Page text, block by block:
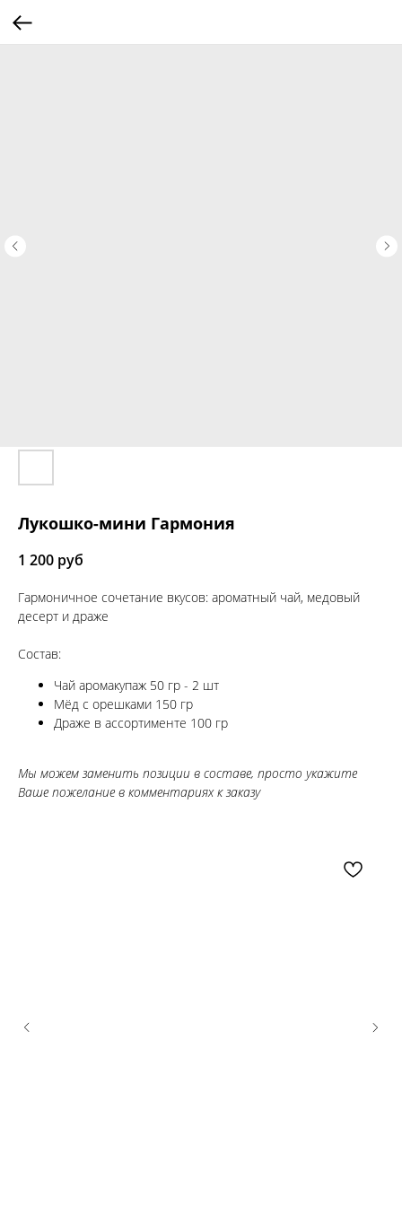
Лукошко-мини Гармония
1 200 руб
Гармоничное сочетание вкусов: ароматный чай, медовый
десерт и драже
Состав:
Чай аромакупаж 50 гр - 2 шт
Мёд с орешками 150 гр
Драже в ассортименте 100 гр
Мы можем заменить позиции в составе, просто укажите
Ваше пожелание в комментариях к заказу